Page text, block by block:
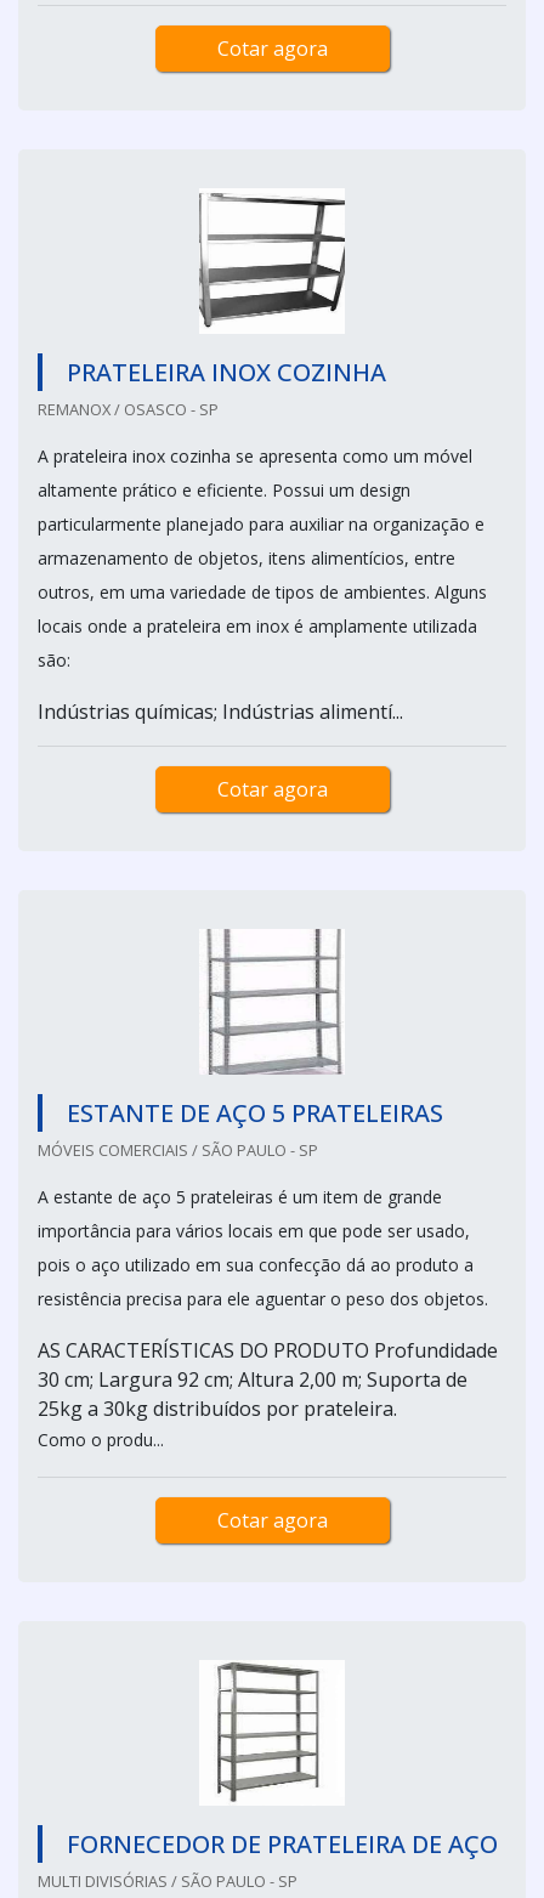
Cotar agora
PRATELEIRA INOX COZINHA
REMANOX / OSASCO - SP
A prateleira inox cozinha se apresenta como um móvel
altamente prático e eficiente. Possui um design
particularmente planejado para auxiliar na organização e
armazenamento de objetos, itens alimentícios, entre
outros, em uma variedade de tipos de ambientes. Alguns
locais onde a prateleira em inox é amplamente utilizada
são:
Indústrias químicas; Indústrias alimentí...
Cotar agora
ESTANTE DE AÇO 5 PRATELEIRAS
MÓVEIS COMERCIAIS / SÃO PAULO - SP
A estante de aço 5 prateleiras é um item de grande
importância para vários locais em que pode ser usado,
pois o aço utilizado em sua confecção dá ao produto a
resistência precisa para ele aguentar o peso dos objetos.
AS CARACTERÍSTICAS DO PRODUTO Profundidade
30 cm; Largura 92 cm; Altura 2,00 m; Suporta de
25kg a 30kg distribuídos por prateleira.
Como o produ...
Cotar agora
FORNECEDOR DE PRATELEIRA DE AÇO
MULTI DIVISÓRIAS / SÃO PAULO - SP